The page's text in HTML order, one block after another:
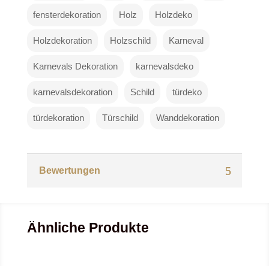
fensterdekoration Holz Holzdeko
Holzdekoration Holzschild Karneval
Karnevals Dekoration karnevalsdeko
karnevalsdekoration Schild türdeko
türdekoration Türschild Wanddekoration
Bewertungen
Ähnliche Produkte